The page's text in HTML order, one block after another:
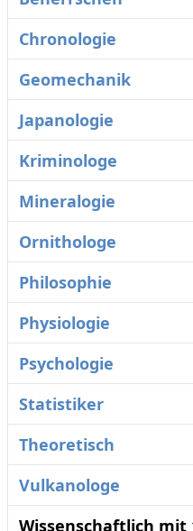
Chronologie
Geomechanik
Japanologie
Kriminologe
Mineralogie
Ornithologe
Philosophie
Physiologie
Psychologie
Statistiker
Theoretisch
Vulkanologe
Wissenschaftlich mit